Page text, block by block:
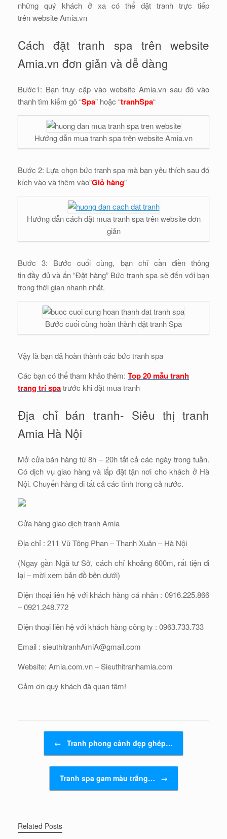
những quý khách ở xa có thể đặt tranh trực tiếp
trên website Amia.vn
Cách đặt tranh spa trên website
Amia.vn đơn giản và dễ dàng
Bước1: Bạn truy cập vào website Amia.vn sau đó vào
thanh tìm kiếm gõ “Spa” hoặc “tranhSpa“
Hướng dẫn mua tranh spa trên website Amia.vn
Bước 2: Lựa chọn bức tranh spa mà bạn yêu thích sau đó
kích vào và thêm vào”Giỏ hàng”
Hướng dẫn cách đặt mua tranh spa trên website đơn
giản
Bước 3: Bước cuối cùng, bạn chỉ cần điền thông
tin đầy đủ và ấn “Đặt hàng” Bức tranh spa sẽ đến với bạn
trong thời gian nhanh nhất.
Bước cuối cùng hoàn thành đặt tranh Spa
Vậy là bạn đã hoàn thành các bức tranh spa
Các bạn có thể tham khảo thêm: Top 20 mẫu tranh
trang trí spatrước khi đặt mua tranh
Địa chỉ bán tranh- Siêu thị tranh
Amia Hà Nội
Mở cửa bán hàng từ 8h – 20h tất cả các ngày trong tuần.
Có dịch vụ giao hàng và lắp đặt tận nơi cho khách ở Hà
Nội. Chuyển hàng đi tất cả các tỉnh trong cả nước.
Cửa hàng giao dịch tranh Amia
Địa chỉ : 211 Vũ Tông Phan – Thanh Xuân – Hà Nội
(Ngay gần Ngã tư Sở, cách chỉ khoảng 600m, rất tiện đi
lại – mời xem bản đồ bên dưới)
Điện thoại liên hệ với khách hàng cá nhân : 0916.225.866
– 0921.248.772
Điện thoại liên hệ với khách hàng công ty : 0963.733.733
Email : sieuthitranhAmiA@gmail.com
Website: Amia.com.vn – Sieuthitranhamia.com
Cảm ơn quý khách đã quan tâm!
Post navigation
← Tranh phong cảnh đẹp ghép…
Tranh spa gam màu trắng… →
Related Posts